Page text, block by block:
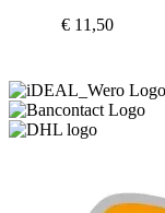
€ 11,50